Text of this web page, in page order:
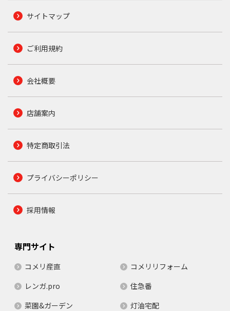
サイトマップ
ご利用規約
会社概要
店舗案内
特定商取引法
プライバシーポリシー
採用情報
専門サイト
コメリ産直
コメリリフォーム
レンガ.pro
住急番
菜園&ガーデン
灯油宅配